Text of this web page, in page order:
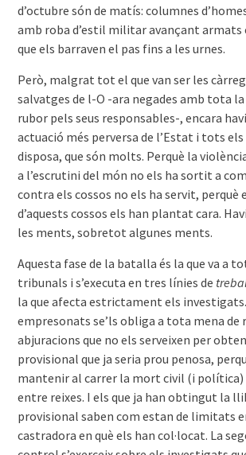
d’octubre són de matís: columnes
amb roba d’estil militar avançant
que els barraven el pas fins a les urnes.
Però, malgrat tot el que van ser les
salvatges de l-O -ara negades amb tota la
rubor pels seus responsables-, encara
actuació més perversa de l’Estat i tots els
disposa, que són molts. Perquè la
a l’escrutini del món no els ha sortit a
contra els cossos no els ha servit, perquè
d’aquests cossos els han plantat cara.
les ments, sobretot algunes ments.
Aquesta fase de la batalla és la que va a
tribunals i s’executa en tres línies de
la que afecta estrictament els
empresonats se’ls obliga a tota mena de
abjuracions que no els serveixen per
provisional que ja seria prou penosa,
mantenir al carrer la mort civil (i política)
entre reixes. I els que ja han obtingut la
provisional saben com estan de limitats
castradora en què els han col·locat. La